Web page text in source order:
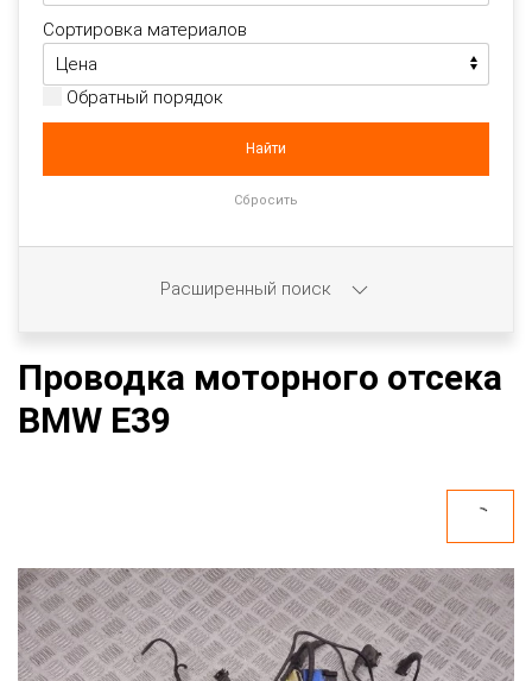
Проводка моторного отсека
BMW E39
Сортировка материалов
Обратный порядок
Расширенный поиск